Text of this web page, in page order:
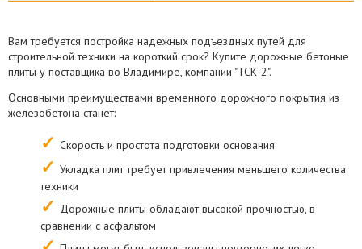
Вам требуется постройка надежных подъездных путей для
строительной техники на короткий срок? Купите дорожные бетоные
плиты у поставщика во Владимире, компании "ТСК-2".
Основными преимуществами временного дорожного покрытия из
железобетона станет:
Скорость и простота подготовки основания
Укладка плит требует привлечения меньшего количества
техники
Дорожные плиты обладают высокой прочностью, в
сравнении с асфальтом